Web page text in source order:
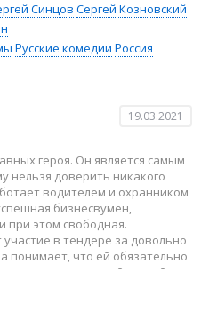
Синцов Сергей Козновский
Русские комедии Россия
19.03.2021
героя. Он является самым
нельзя доверить никакого
водителем и охранником
бизнесвумен,
при этом свободная.
в тендере за довольно
понимает, что ей обязательно
не дадут ей спокойно
выручает наш герой, которого